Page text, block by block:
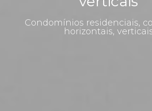
Condomínios residenciais,
horizontais,